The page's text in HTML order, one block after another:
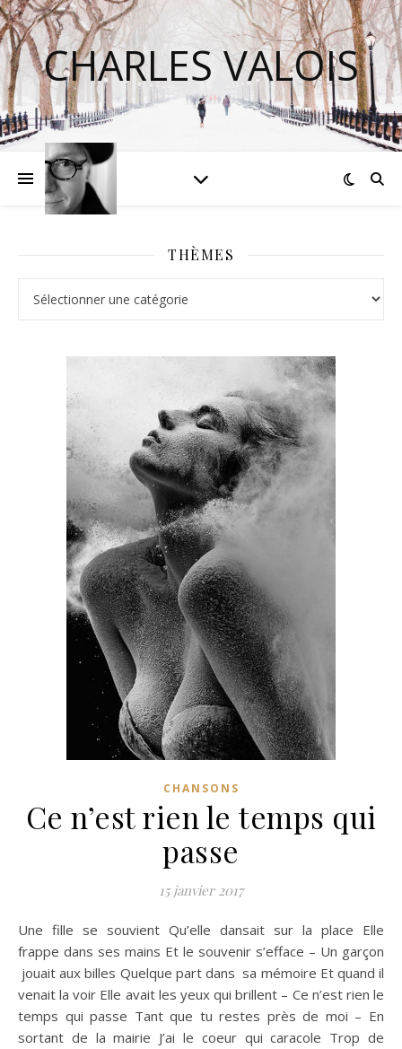
CHARLES VALOIS
THÈMES
CHANSONS
Ce n’est rien le temps qui
passe
15 janvier 2017
Une fille se souvient Qu’elle dansait sur la place Elle
frappe dans ses mains Et le souvenir s’efface – Un garçon
jouait aux billes Quelque part dans sa mémoire Et quand il
venait la voir Elle avait les yeux qui brillent – Ce n’est rien le
temps qui passe Tant que tu restes près de moi – En
sortant de la mairie J’ai le coeur qui caracole Trop de